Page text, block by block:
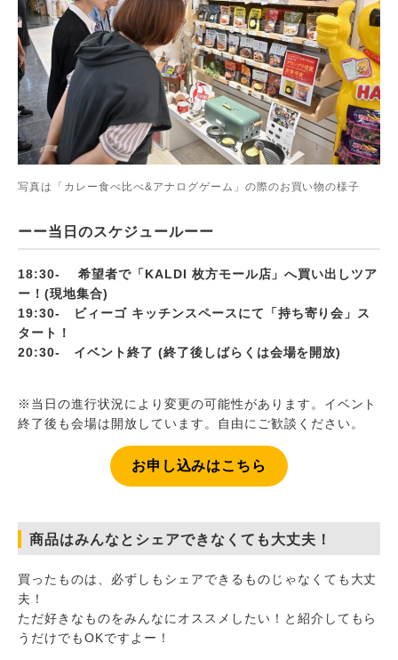
写真は「カレー食べ比べ&アナログゲーム」の際のお買い物の様子
ーー当日のスケジュールーー
18:30- 希望者で「KALDI 枚方モール店」へ買い出しツア
ー！(現地集合)
19:30- ビィーゴ キッチンスペースにて「持ち寄り会」ス
タート！
20:30- イベント終了 (終了後しばらくは会場を開放)
※当日の進行状況により変更の可能性があります。イベント
終了後も会場は開放しています。自由にご歓談ください。
お申し込みはこちら
商品はみんなとシェアできなくても大丈夫！
買ったものは、必ずしもシェアできるものじゃなくても大丈
夫！
ただ好きなものをみんなにオススメしたい！と紹介してもら
うだけでもOKですよー！